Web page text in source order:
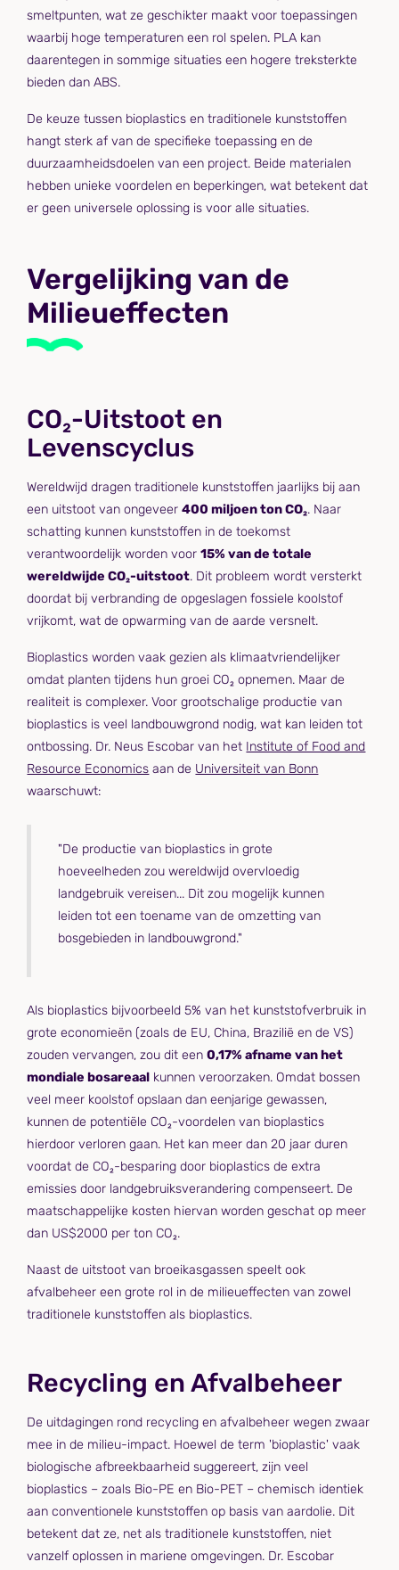
smeltpunten, wat ze geschikter maakt voor toepassingen
waarbij hoge temperaturen een rol spelen. PLA kan
daarentegen in sommige situaties een hogere treksterkte
bieden dan ABS.
De keuze tussen bioplastics en traditionele kunststoffen
hangt sterk af van de specifieke toepassing en de
duurzaamheidsdoelen van een project. Beide materialen
hebben unieke voordelen en beperkingen, wat betekent dat
er geen universele oplossing is voor alle situaties.
Vergelijking van de
Milieueffecten
CO₂-Uitstoot en
Levenscyclus
Wereldwijd dragen traditionele kunststoffen jaarlijks bij aan
een uitstoot van ongeveer400 miljoen ton CO₂. Naar
schatting kunnen kunststoffen in de toekomst
verantwoordelijk worden voor15% van de totale
wereldwijde CO₂-uitstoot. Dit probleem wordt versterkt
doordat bij verbranding de opgeslagen fossiele koolstof
vrijkomt, wat de opwarming van de aarde versnelt.
Bioplastics worden vaak gezien als klimaatvriendelijker
omdat planten tijdens hun groei CO₂ opnemen. Maar de
realiteit is complexer. Voor grootschalige productie van
bioplastics is veel landbouwgrond nodig, wat kan leiden tot
ontbossing. Dr. Neus Escobar van het Institute of Food and
Resource Economics aan de Universiteit van Bonn
waarschuwt:
"De productie van bioplastics in grote
hoeveelheden zou wereldwijd overvloedig
landgebruik vereisen... Dit zou mogelijk kunnen
leiden tot een toename van de omzetting van
bosgebieden in landbouwgrond."
Als bioplastics bijvoorbeeld 5% van het kunststofverbruik in
grote economieën (zoals de EU, China, Brazilië en de VS)
zouden vervangen, zou dit een0,17% afname van het
mondiale bosareaal kunnen veroorzaken. Omdat bossen
veel meer koolstof opslaan dan eenjarige gewassen,
kunnen de potentiële CO₂-voordelen van bioplastics
hierdoor verloren gaan. Het kan meer dan 20 jaar duren
voordat de CO₂-besparing door bioplastics de extra
emissies door landgebruiksverandering compenseert. De
maatschappelijke kosten hiervan worden geschat op meer
dan US$2000 per ton CO₂.
Naast de uitstoot van broeikasgassen speelt ook
afvalbeheer een grote rol in de milieueffecten van zowel
traditionele kunststoffen als bioplastics.
Recycling en Afvalbeheer
De uitdagingen rond recycling en afvalbeheer wegen zwaar
mee in de milieu-impact. Hoewel de term 'bioplastic' vaak
biologische afbreekbaarheid suggereert, zijn veel
bioplastics – zoals Bio-PE en Bio-PET – chemisch identiek
aan conventionele kunststoffen op basis van aardolie. Dit
betekent dat ze, net als traditionele kunststoffen, niet
vanzelf oplossen in mariene omgevingen. Dr. Escobar